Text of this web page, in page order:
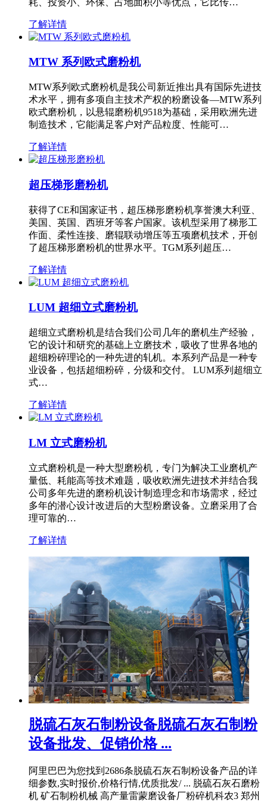
了解详情
MTW 系列欧式磨粉机
MTW系列欧式磨粉机是我公司新近推出具有国际先进技
术水平，拥有多项自主技术产权的粉磨设备—MTW系列
欧式磨粉机，以悬辊磨粉机9518为基础，采用欧洲先进
制造技术，它能满足客户对产品粒度、性能可…
了解详情
超压梯形磨粉机
获得了CE和国家证书，超压梯形磨粉机享誉澳大利亚、
美国、英国、西班牙等客户国家。该机型采用了梯形工
作面、柔性连接、磨辊联动增压等五项磨机技术，开创
了超压梯形磨粉机的世界水平。TGM系列超压…
了解详情
LUM 超细立式磨粉机
超细立式磨粉机是结合我们公司几年的磨机生产经验，
它的设计和研究的基础上立磨技术，吸收了世界各地的
超细粉碎理论的一种先进的轧机。本系列产品是一种专
业设备，包括超细粉碎，分级和交付。 LUM系列超细立
式…
了解详情
LM 立式磨粉机
立式磨粉机是一种大型磨粉机，专门为解决工业磨机产
量低、耗能高等技术难题，吸收欧洲先进技术并结合我
公司多年先进的磨粉机设计制造理念和市场需求，经过
多年的潜心设计改进后的大型粉磨设备。立磨采用了合
理可靠的…
了解详情
脱硫石灰石制粉设备脱硫石灰石制粉
设备批发、促销价格 ...
阿里巴巴为您找到2686条脱硫石灰石制粉设备产品的详
细参数,实时报价,价格行情,优质批发/ ... 脱硫石灰石磨粉
机 矿石制粉机械 高产量雷蒙磨设备厂粉碎机科农3 郑州